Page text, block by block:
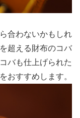
合わないかもしれ
超える財布のコバ
バも仕上げられた
おすすめします。